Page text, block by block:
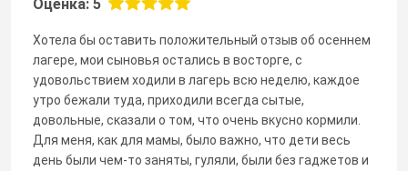
Оценка: 5
Хотела бы оставить положительный отзыв об осеннем
лагере, мои сыновья остались в восторге, с
удовольствием ходили в лагерь всю неделю, каждое
утро бежали туда, приходили всегда сытые,
довольные, сказали о том, что очень вкусно кормили.
Для меня, как для мамы, было важно, что дети весь
день были чем-то заняты, гуляли, были без гаджетов и